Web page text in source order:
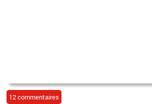
12 commentaires